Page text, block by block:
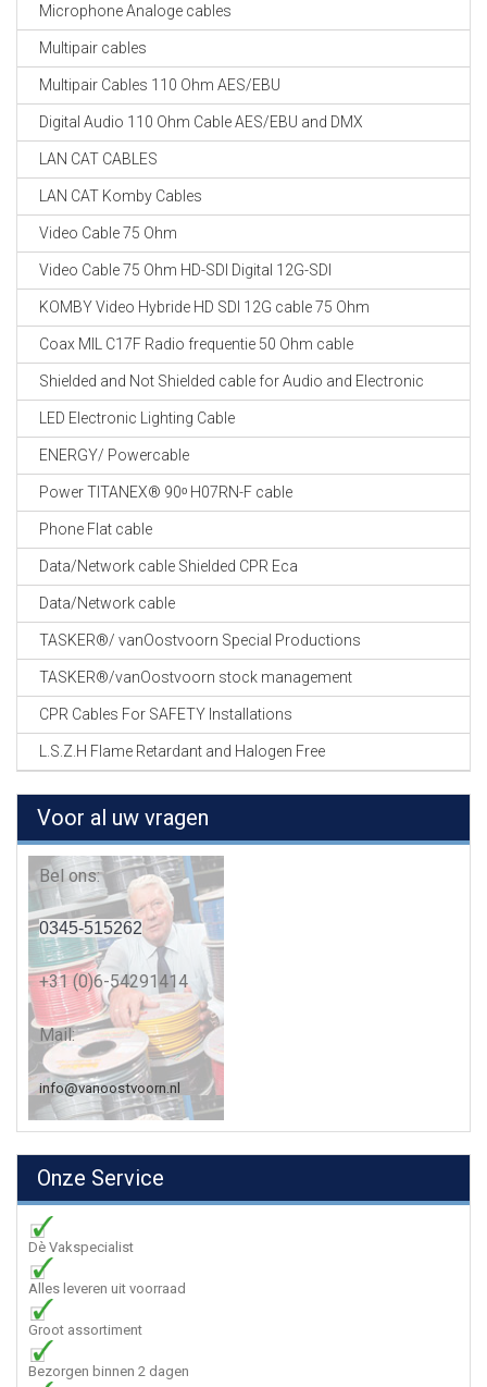
Microphone Analoge cables
Multipair cables
Multipair Cables 110 Ohm AES/EBU
Digital Audio 110 Ohm Cable AES/EBU and DMX
LAN CAT CABLES
LAN CAT Komby Cables
Video Cable 75 Ohm
Video Cable 75 Ohm HD-SDI Digital 12G-SDI
KOMBY Video Hybride HD SDI 12G cable 75 Ohm
Coax MIL C17F Radio frequentie 50 Ohm cable
Shielded and Not Shielded cable for Audio and Electronic
LED Electronic Lighting Cable
ENERGY/ Powercable
Power TITANEX® 90ᵒ H07RN-F cable
Phone Flat cable
Data/Network cable Shielded CPR Eca
Data/Network cable
TASKER®/ vanOostvoorn Special Productions
TASKER®/vanOostvoorn stock management
CPR Cables For SAFETY Installations
L.S.Z.H Flame Retardant and Halogen Free
Voor al uw vragen
Bel ons:
0345-515262
+31 (0)6-54291414
Mail:
info@vanoostvoorn.nl
Onze Service
Dè Vakspecialist
Alles leveren uit voorraad
Groot assortiment
Bezorgen binnen 2 dagen